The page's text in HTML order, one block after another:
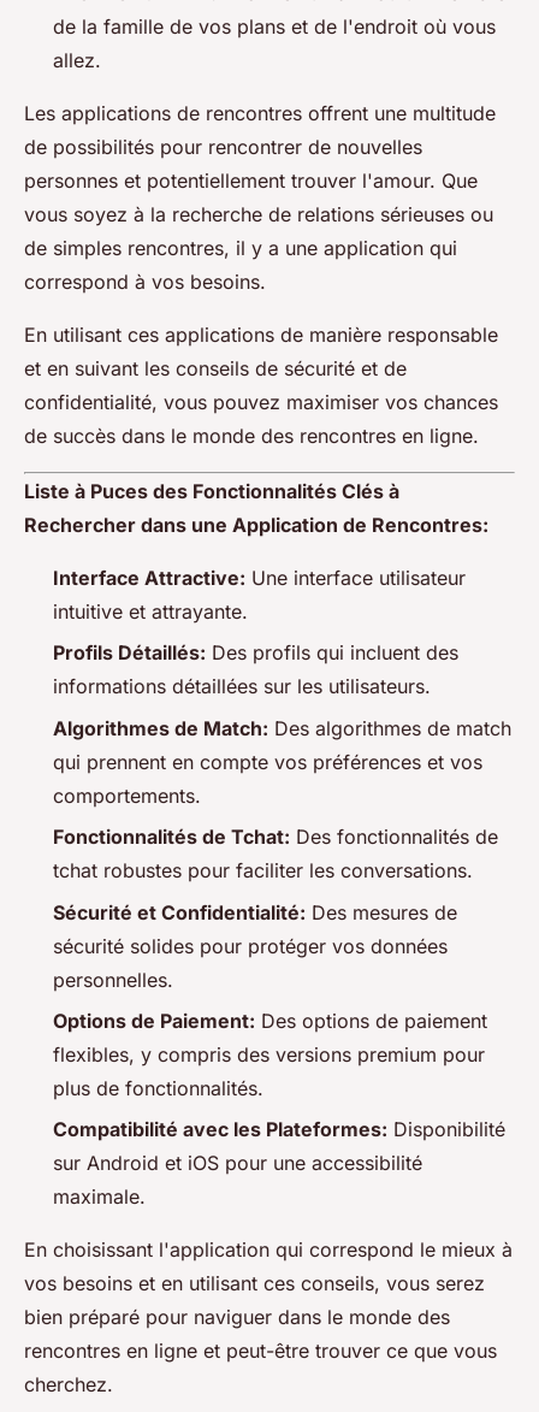
de la famille de vos plans et de l'endroit où vous
allez.
Les applications de rencontres offrent une multitude
de possibilités pour rencontrer de nouvelles
personnes et potentiellement trouver l'amour. Que
vous soyez à la recherche de relations sérieuses ou
de simples rencontres, il y a une application qui
correspond à vos besoins.
En utilisant ces applications de manière responsable
et en suivant les conseils de sécurité et de
confidentialité, vous pouvez maximiser vos chances
de succès dans le monde des rencontres en ligne.
Liste à Puces des Fonctionnalités Clés à
Rechercher dans une Application de Rencontres:
Interface Attractive: Une interface utilisateur
intuitive et attrayante.
Profils Détaillés: Des profils qui incluent des
informations détaillées sur les utilisateurs.
Algorithmes de Match: Des algorithmes de match
qui prennent en compte vos préférences et vos
comportements.
Fonctionnalités de Tchat: Des fonctionnalités de
tchat robustes pour faciliter les conversations.
Sécurité et Confidentialité: Des mesures de
sécurité solides pour protéger vos données
personnelles.
Options de Paiement: Des options de paiement
flexibles, y compris des versions premium pour
plus de fonctionnalités.
Compatibilité avec les Plateformes: Disponibilité
sur Android et iOS pour une accessibilité
maximale.
En choisissant l'application qui correspond le mieux à
vos besoins et en utilisant ces conseils, vous serez
bien préparé pour naviguer dans le monde des
rencontres en ligne et peut-être trouver ce que vous
cherchez.